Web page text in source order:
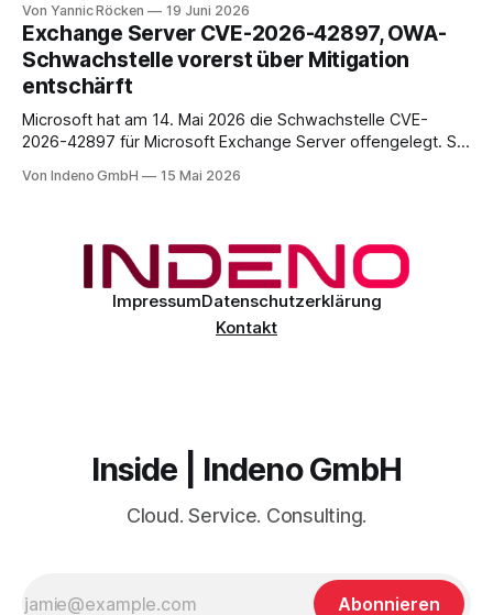
im Bereich von 25 bis 30 Prozent auf Geschäftsumfelder,
also Smartphones und Tablets, die im beruflichen Kontext
genutzt werden, sei es als reines Diensthandy, als COPE-
Von Yannic Röcken 19 Juni 2026
Exchange Server CVE-2026-42897, OWA-
Schwachstelle vorerst über Mitigation
entschärft
Microsoft hat am 14. Mai 2026 die Schwachstelle CVE-
2026-42897 für Microsoft Exchange Server offengelegt. Sie
unauthentifizierten Angreifer, über eine speziell präparierte
Von Indeno GmbH 15 Mai 2026
ImpressumDatenschutzerklärung
Kontakt
Inside | Indeno GmbH
Cloud. Service. Consulting.
Abonnieren